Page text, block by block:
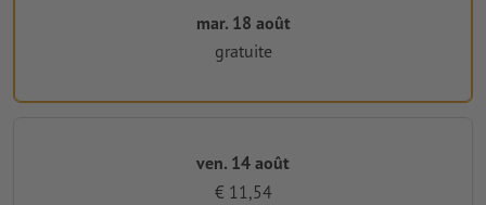
mar. 18 août
gratuite
ven. 14 août
€ 11,54